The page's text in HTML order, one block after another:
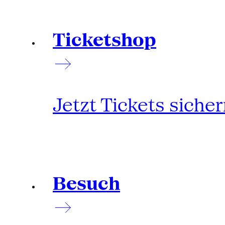
Ticketshop
Jetzt Tickets
Besuch